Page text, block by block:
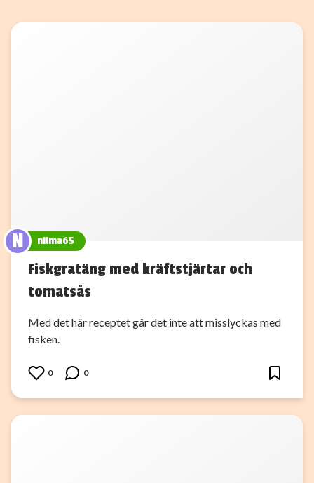
N nilma65
Fiskgratäng med kräftstjärtar och
tomatsås
Med det här receptet går det inte att misslyckas med
fisken.
0 0